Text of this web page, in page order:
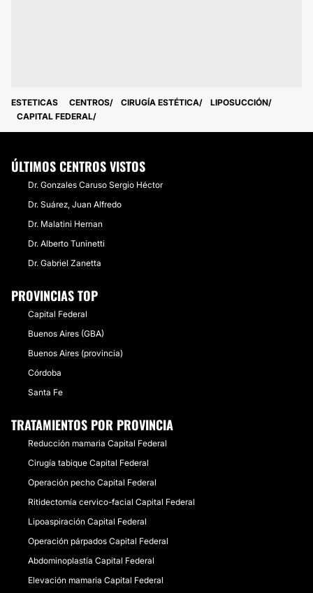
ESTETICAS CENTROS CIRUGÍA ESTÉTICA
LIPOSUCCIÓN
CAPITAL FEDERAL
ÚLTIMOS CENTROS VISTOS
Dr. Gonzales Caruso Sergio Héctor
Dr. Suárez, Juan Alfredo
Dr. Malatini Hernan
Dr. Alberto Tuninetti
Dr. Gabriel Zanetta
PROVINCIAS TOP
Capital Federal
Buenos Aires (GBA)
Buenos Aires (provincia)
Córdoba
Santa Fe
TRATAMIENTOS POR PROVINCIA
Reducción mamaria Capital Federal
Cirugía tabique Capital Federal
Operación pecho Capital Federal
Ritidectomía cervico-facial Capital Federal
Lipoaspiración Capital Federal
Operación párpados Capital Federal
Abdominoplastía Capital Federal
Elevación mamaria Capital Federal